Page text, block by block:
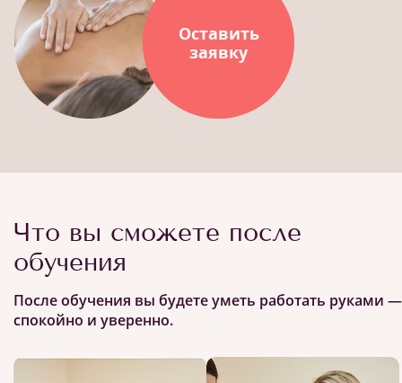
Оставить
заявку
Что вы сможете после
обучения
После обучения вы будете уметь работать руками —
спокойно и уверенно.